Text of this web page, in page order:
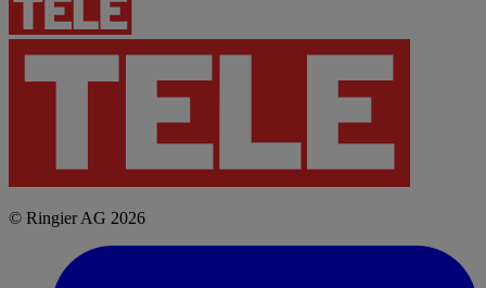
© Ringier AG 2026